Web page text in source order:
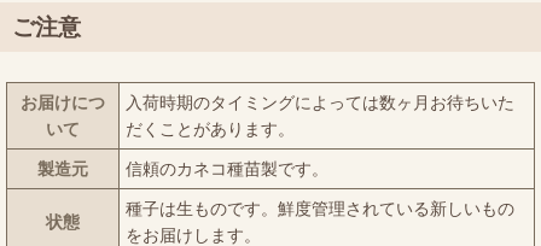
ご注意
お届けにつ
いて
入荷時期のタイミングによっては数ヶ月お待ちいた
だくことがあります。
製造元
信頼のカネコ種苗製です。
状態
種子は生ものです。鮮度管理されている新しいもの
をお届けします。